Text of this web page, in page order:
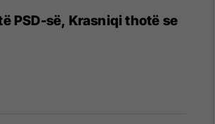
PSD-së, Krasniqi thotë se